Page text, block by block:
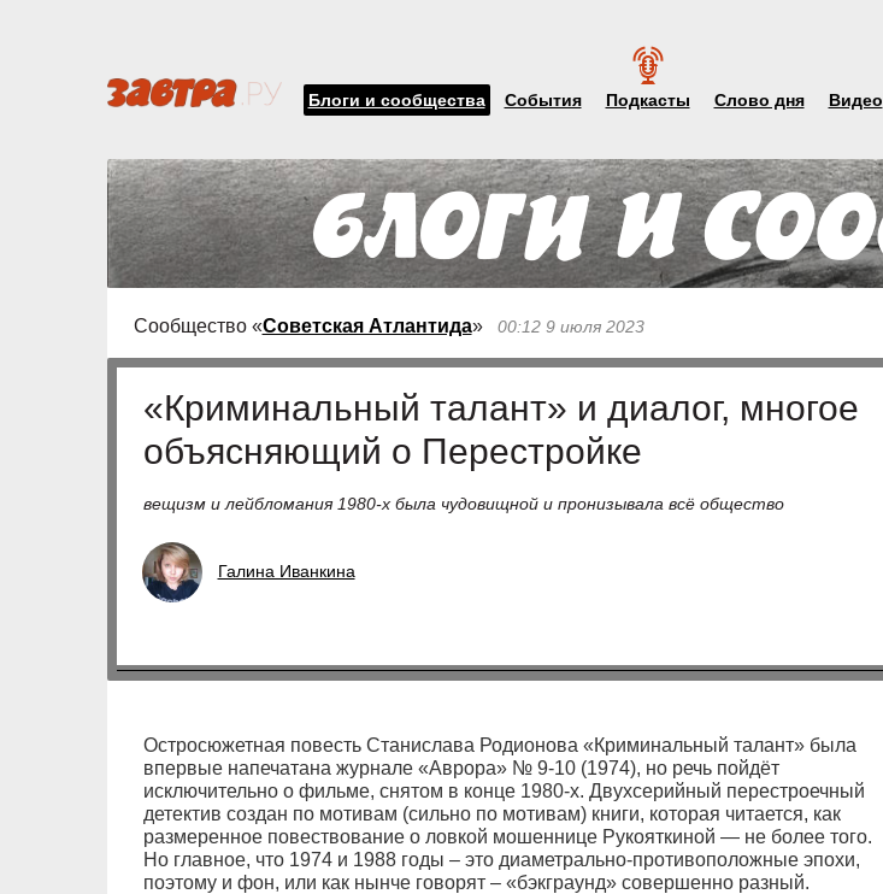
Блоги и сообщества События Подкасты Слово дня Видео
Сообщество «Советская Атлантида» 00:12 9 июля 2023
«Криминальный талант» и диалог, многое
объясняющий о Перестройке
вещизм и лейбломания 1980-х была чудовищной и пронизывала всё общество
Галина Иванкина
Остросюжетная повесть Станислава Родионова «Криминальный талант» была
впервые напечатана журнале «Аврора» № 9-10 (1974), но речь пойдёт
исключительно о фильме, снятом в конце 1980-х. Двухсерийный перестроечный
детектив создан по мотивам (сильно по мотивам) книги, которая читается, как
размеренное повествование о ловкой мошеннице Рукояткиной — не более того.
Но главное, что 1974 и 1988 годы – это диаметрально-противоположные эпохи,
поэтому и фон, или как нынче говорят – «бэкграунд» совершенно разный.